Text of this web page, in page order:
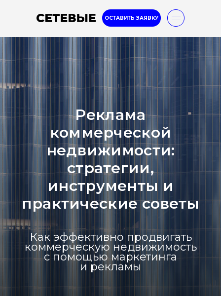
Блог
Кейсы
Услуги
ОСТАВИТЬ ЗАЯВКУ
8-800-777-32-96
Реклама
коммерческой
недвижимости:
стратегии,
инструменты и
практические советы
Как эффективно продвигать
коммерческую недвижимость
с помощью маркетинга
и рекламы